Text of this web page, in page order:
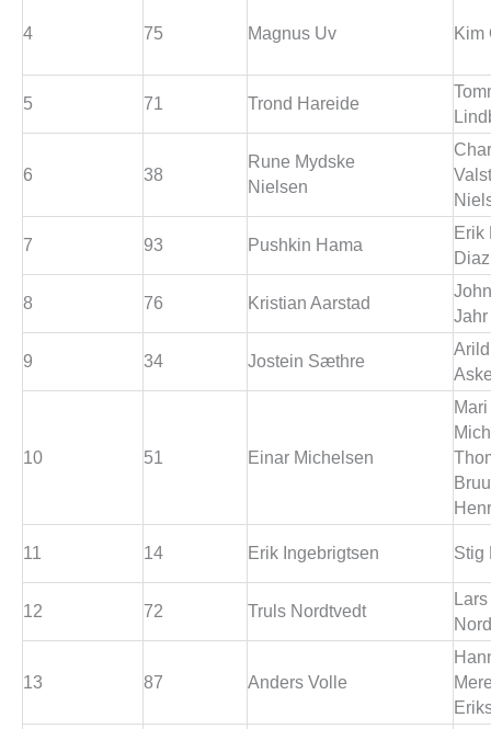
4 75 Magnus Uv Kim
5 71 Trond Hareide
6 38
Rune Mydske
Nielsen
7 93 Pushkin Hama
Erik
Diaz
8 76 Kristian Aarstad
Jahr
9 34 Jostein Sæthre
Arild
10 51 Einar Michelsen
Mari
11 14 Erik Ingebrigtsen Stig
12 72 Truls Nordtvedt
Lars
13 87 Anders Volle